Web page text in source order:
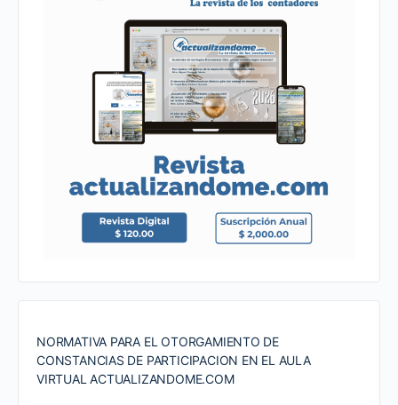
NORMATIVA PARA EL OTORGAMIENTO DE
CONSTANCIAS DE PARTICIPACION EN EL AULA
VIRTUAL ACTUALIZANDOME.COM